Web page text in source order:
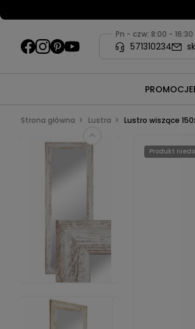
Pn - czw: 8:00 -
571310234
PROMOCJE
Strona główna Lustra Lustro wiszące
Produkt